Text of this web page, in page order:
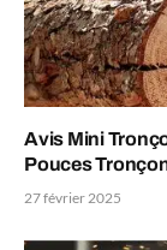
Avis Mini
Pouces
27 février 2025